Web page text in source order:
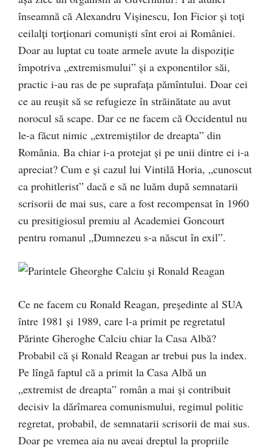
înseamnă că Alexandru Vișinescu, Ion Ficior și toți
ceilalți torționari comuniști sînt eroi ai României.
Doar au luptat cu toate armele avute la dispoziție
împotriva „extremismului” și a exponentilor săi,
practic i-au ras de pe suprafața pămîntului. Doar cei
ce au reușit să se refugieze în străinătate au avut
norocul să scape. Dar ce ne facem că Occidentul nu
le-a făcut nimic „extremiștilor de dreapta” din
România. Ba chiar i-a protejat și pe unii dintre ei i-a
apreciat? Cum e și cazul lui Vintilă Horia, „cunoscut
ca prohitlerist” dacă e să ne luăm după semnatarii
scrisorii de mai sus, care a fost recompensat în 1960
cu presitigiosul premiu al Academiei Goncourt
pentru romanul „Dumnezeu s-a născut în exil”.
Ce ne facem cu Ronald Reagan, președinte al SUA
între 1981 și 1989, care l-a primit pe regretatul
Părinte Gheroghe Calciu chiar la Casa Albă?
Probabil că și Ronald Reagan ar trebui pus la index.
Pe lîngă faptul că a primit la Casa Albă un
„extremist de dreapta” român a mai și contribuit
decisiv la dărîmarea comunismului, regimul politic
regretat, probabil, de semnatarii scrisorii de mai sus.
Doar pe vremea aia nu aveai dreptul la propriile